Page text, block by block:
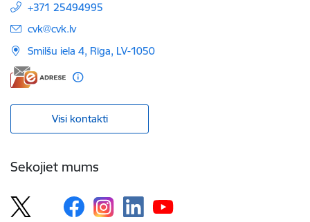
+371 25494995
E-pasts:
cvk@cvk.lv
Smilšu iela 4, Rīga, LV-1050
Visi kontakti
Sekojiet mums